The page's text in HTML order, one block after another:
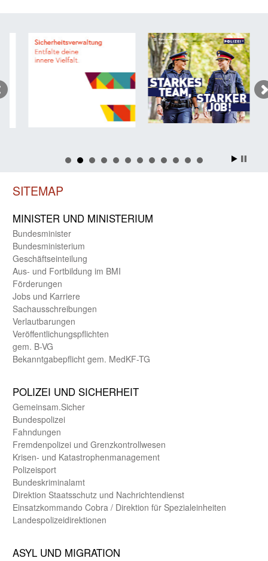
SITEMAP
MINISTER UND MINIST­ERIUM
Bundes­minister
Bundes­ministerium
Geschäfts­einteilung
Aus- und Fortbildung im BMI
Förderungen
Jobs und Karriere
Sachaus­schreibungen
Verlautbarungen
Veröffentlichungspflichten
gem. B-VG
Bekanntgabepflicht gem. MedKF-TG
POLIZEI UND SICHER­HEIT
Gemein­sam.Sicher
Bundes­polizei
Fahndungen
Fremdenpolizei und Grenzkontrollwesen
Krisen- und Katastrophen­management
Polizeisport
Bundes­kriminal­amt
Direktion Staats­schutz und Nach­richten­dienst
Einsatz­kommando Cobra / Direktion für Spezialeinheiten
Landes­polizei­direk­tionen
ASYL UND MIGRA­TION